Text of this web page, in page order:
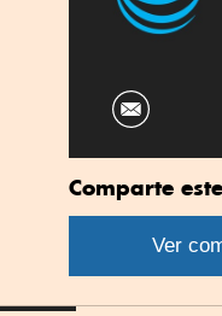
Comparte
Ver